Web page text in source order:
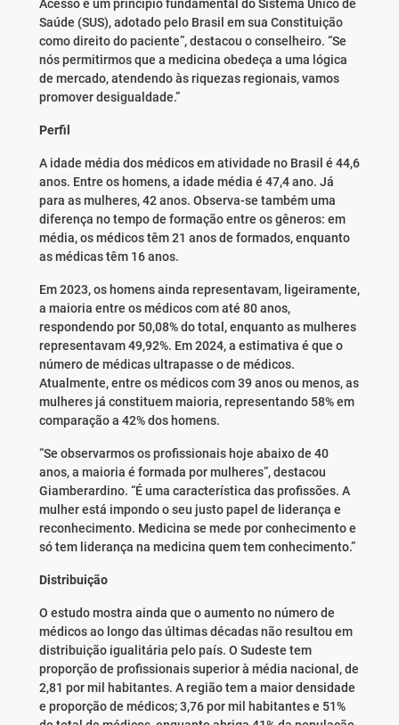
Acesso é um princípio fundamental do Sistema Único de
Saúde (SUS), adotado pelo Brasil em sua Constituição
como direito do paciente”, destacou o conselheiro. “Se
nós permitirmos que a medicina obedeça a uma lógica
de mercado, atendendo às riquezas regionais, vamos
promover desigualdade.”
Perfil
A idade média dos médicos em atividade no Brasil é 44,6
anos. Entre os homens, a idade média é 47,4 ano. Já
para as mulheres, 42 anos. Observa-se também uma
diferença no tempo de formação entre os gêneros: em
média, os médicos têm 21 anos de formados, enquanto
as médicas têm 16 anos.
Em 2023, os homens ainda representavam, ligeiramente,
a maioria entre os médicos com até 80 anos,
respondendo por 50,08% do total, enquanto as mulheres
representavam 49,92%. Em 2024, a estimativa é que o
número de médicas ultrapasse o de médicos.
Atualmente, entre os médicos com 39 anos ou menos, as
mulheres já constituem maioria, representando 58% em
comparação a 42% dos homens.
“Se observarmos os profissionais hoje abaixo de 40
anos, a maioria é formada por mulheres”, destacou
Giamberardino. “É uma característica das profissões. A
mulher está impondo o seu justo papel de liderança e
reconhecimento. Medicina se mede por conhecimento e
só tem liderança na medicina quem tem conhecimento.”
Distribuição
O estudo mostra ainda que o aumento no número de
médicos ao longo das últimas décadas não resultou em
distribuição igualitária pelo país. O Sudeste tem
proporção de profissionais superior à média nacional, de
2,81 por mil habitantes. A região tem a maior densidade
e proporção de médicos; 3,76 por mil habitantes e 51%